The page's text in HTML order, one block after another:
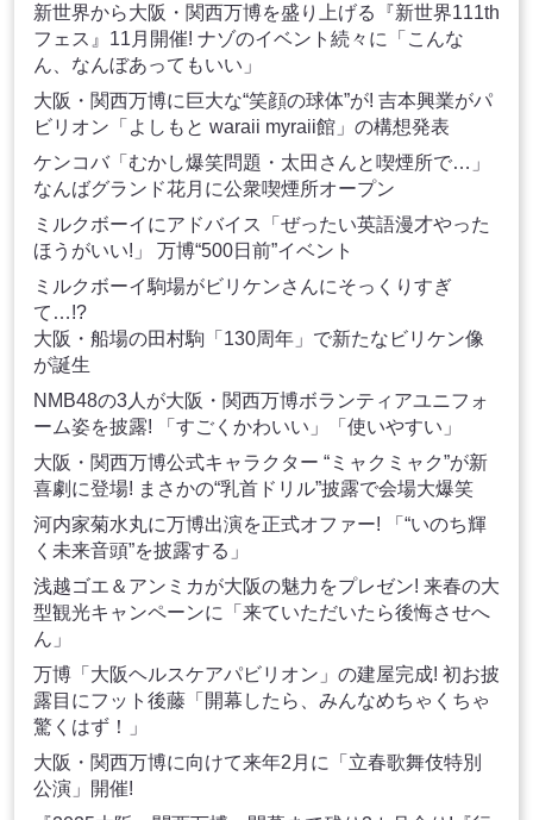
新世界から大阪・関西万博を盛り上げる『新世界111th
フェス』11月開催! ナゾのイベント続々に「こんな
ん、なんぼあってもいい」
大阪・関西万博に巨大な“笑顔の球体”が! 吉本興業がパ
ビリオン「よしもと waraii myraii館」の構想発表
ケンコバ「むかし爆笑問題・太田さんと喫煙所で…」
なんばグランド花月に公衆喫煙所オープン
ミルクボーイにアドバイス「ぜったい英語漫才やった
ほうがいい!」 万博“500日前”イベント
ミルクボーイ駒場がビリケンさんにそっくりすぎ
て…!?
大阪・船場の田村駒「130周年」で新たなビリケン像
が誕生
NMB48の3人が大阪・関西万博ボランティアユニフォ
ーム姿を披露! 「すごくかわいい」「使いやすい」
大阪・関西万博公式キャラクター “ミャクミャク”が新
喜劇に登場! まさかの“乳首ドリル”披露で会場大爆笑
河内家菊水丸に万博出演を正式オファー! 「“いのち輝
く未来音頭”を披露する」
浅越ゴエ＆アンミカが大阪の魅力をプレゼン! 来春の大
型観光キャンペーンに「来ていただいたら後悔させへ
ん」
万博「大阪ヘルスケアパビリオン」の建屋完成! 初お披
露目にフット後藤「開幕したら、みんなめちゃくちゃ
驚くはず！」
大阪・関西万博に向けて来年2月に「立春歌舞伎特別
公演」開催!